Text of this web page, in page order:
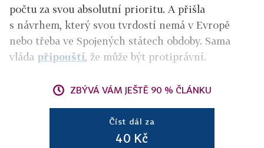
počtu za svou absolutní prioritu. A přišla
s návrhem, který svou tvrdostí nemá v Evropě
nebo třeba ve Spojených státech obdoby. Sama
vláda připouští, že může být protiprávní.
ZBÝVÁ VÁM JEŠTĚ 90 % ČLÁNKU
Číst dál za
40 Kč